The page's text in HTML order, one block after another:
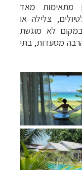
מתאימות מאד
צלילה או
לא מוגשת
מסעדות, בתי